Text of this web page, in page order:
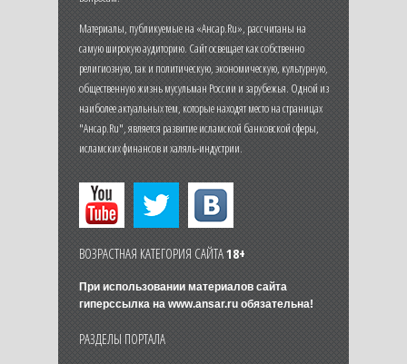
Материалы, публикуемые на «Ансар.Ru», рассчитаны на
самую широкую аудиторию. Сайт освещает как собственно
религиозную, так и политическую, экономическую, культурную,
общественную жизнь мусульман России и зарубежья. Одной из
наиболее актуальных тем, которые находят место на страницах
"Ансар.Ru", является развитие исламской банковской сферы,
исламских финансов и халяль-индустрии.
ВОЗРАСТНАЯ КАТЕГОРИЯ САЙТА18+
При использовании материалов сайта
гиперссылка на www.ansar.ruобязательна!
РАЗДЕЛЫ ПОРТАЛА